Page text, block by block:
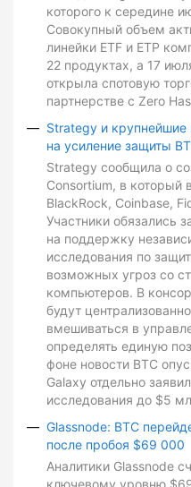
которого к середине
Совокупный объем
линейки ETF и ETP
22 продуктах, а 17
открыла спотовую
партнерстве с Zero
Strategy и крупнейшие
на усиление защиты
Strategy сообщила о
Consortium, в который
BlackRock, Coinbase,
Участники обязались
на поддержку
исследования по
возможных угроз со
компьютеров. В
будут
вмешиваться в
определять единую
фоне новости BTC
Galaxy отдельно
исследования до $5
Glassnode: BTC
после пробоя $69 000
Аналитики Glassnode